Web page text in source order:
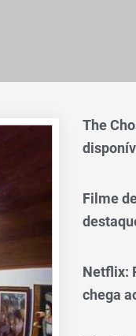
The
Filme
Netflix:
chega